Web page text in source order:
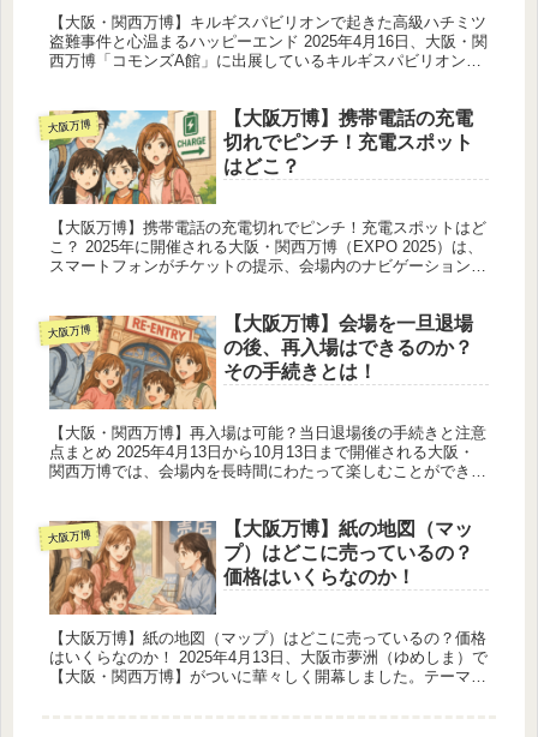
【大阪・関西万博】キルギスパビリオンで起きた高級ハチミツ
盗難事件と心温まるハッピーエンド 2025年4月16日、大阪・関
西万博「コモンズA館」に出展しているキルギスパビリオン
大阪万博
【大阪万博】携帯電話の充電
切れでピンチ！充電スポット
はどこ？
【大阪万博】携帯電話の充電切れでピンチ！充電スポットはど
こ？ 2025年に開催される大阪・関西万博（EXPO 2025）は、
スマートフォンがチケットの提示、会場内のナビゲーション、
大阪万博
【大阪万博】会場を一旦退場
の後、再入場はできるのか？
その手続きとは！
【大阪・関西万博】再入場は可能？当日退場後の手続きと注意
点まとめ 2025年4月13日から10月13日まで開催される大阪・
関西万博では、会場内を長時間にわたって楽しむことができる
大阪万博
【大阪万博】紙の地図（マッ
プ）はどこに売っているの？
価格はいくらなのか！
【大阪万博】紙の地図（マップ）はどこに売っているの？価格
はいくらなのか！ 2025年4月13日、大阪市夢洲（ゆめしま）で
【大阪・関西万博】がついに華々しく開幕しました。テーマは